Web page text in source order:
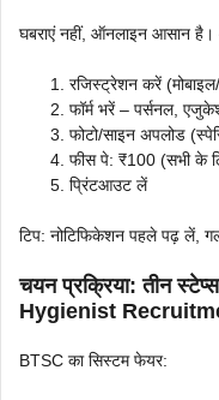
घबराएं नहीं, ऑनलाइन आसान
रजिस्ट्रेशन करें
फॉर्म भरें – पर्सनल,
फोटो/साइन अपलोड
फीस पे: ₹100 (सभी के
प्रिंटआउट लें
टिप: नोटिफिकेशन पहले पढ़ लें,
चयन प्रक्रिया: तीन
Hygienist
BTSC का सिस्टम फेयर: